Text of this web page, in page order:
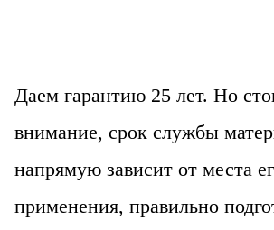
Даем гарантию 25 лет. Но
внимание, срок службы
напрямую зависит от места
применения, правильно